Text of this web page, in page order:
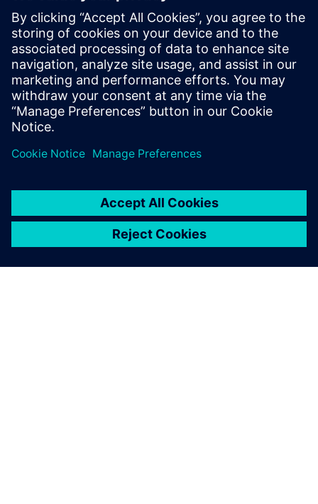
saistītos produktus
Priekšnosacījumi
VCS has to be installed on the controller